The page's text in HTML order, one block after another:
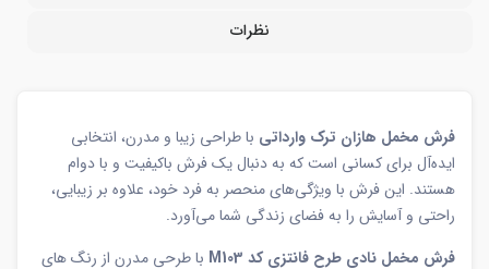
نظرات
فرش مخمل هازان ترک وارداتی با طراحی زیبا و مدرن، انتخابی
ایده‌آل برای کسانی است که به دنبال یک فرش باکیفیت و با دوام
هستند. این فرش با ویژگی‌های منحصر به فرد خود، علاوه بر زیبایی،
راحتی و آسایش را به فضای زندگی شما می‌آورد.
فرش مخمل نادی طرح فانتزی کد M103
با طرحی مدرن از رنگ های